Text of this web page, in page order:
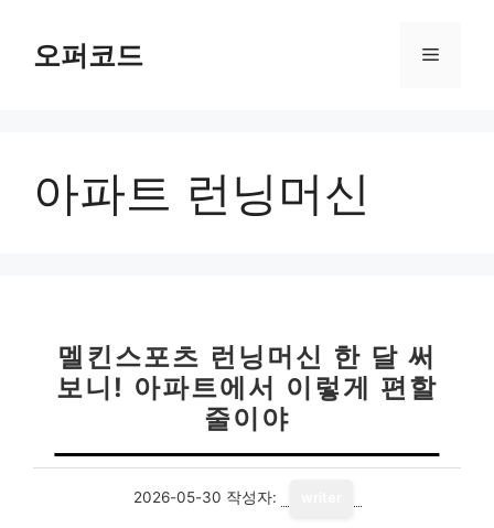
오퍼코드 메
아파트 런닝머신
멜킨스포츠 런닝머신 한 달 써
보니! 아파트에서 이렇게 편할
줄이야
2026-05-30 작성자: